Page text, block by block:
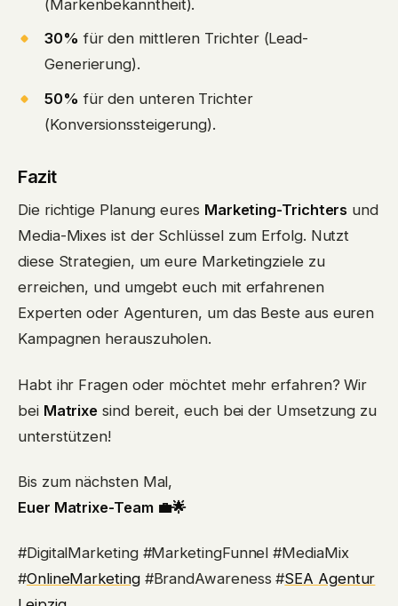
(Markenbekanntheit).
30% für den mittleren Trichter (Lead-
Generierung).
50% für den unteren Trichter
(Konversionssteigerung).
Fazit
Die richtige Planung eures Marketing-Trichters und
Media-Mixes ist der Schlüssel zum Erfolg. Nutzt
diese Strategien, um eure Marketingziele zu
erreichen, und umgebt euch mit erfahrenen
Experten oder Agenturen, um das Beste aus euren
Kampagnen herauszuholen.
Habt ihr Fragen oder möchtet mehr erfahren? Wir
bei Matrixe sind bereit, euch bei der Umsetzung zu
unterstützen!
Bis zum nächsten Mal,
Euer Matrixe-Team 💼🌟
#DigitalMarketing #MarketingFunnel #MediaMix
#OnlineMarketing#BrandAwareness #SEA Agentur